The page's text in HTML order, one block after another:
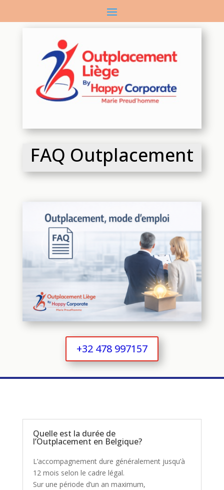
FAQ Outplacement
+32 478 997157
Quelle est la durée de
l’Outplacement en Belgique?
L’accompagnement dure généralement jusqu’à
12 mois selon le cadre légal.
Sur une période d’un an maximum,